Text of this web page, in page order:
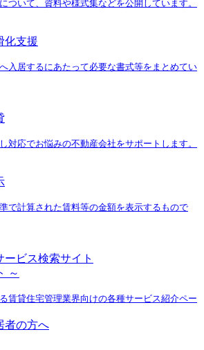
ついて、資料や様式集などを公開しています。
化支援
入居するにあたって必要な書式等をまとめてい
対応でお悩みの不動産会社をサポートします。
で計算された賃料等の金額を表示するもので
ビス検索サイト
～
賃貸住宅管理業界向けの各種サービス紹介ペー
者の方へ